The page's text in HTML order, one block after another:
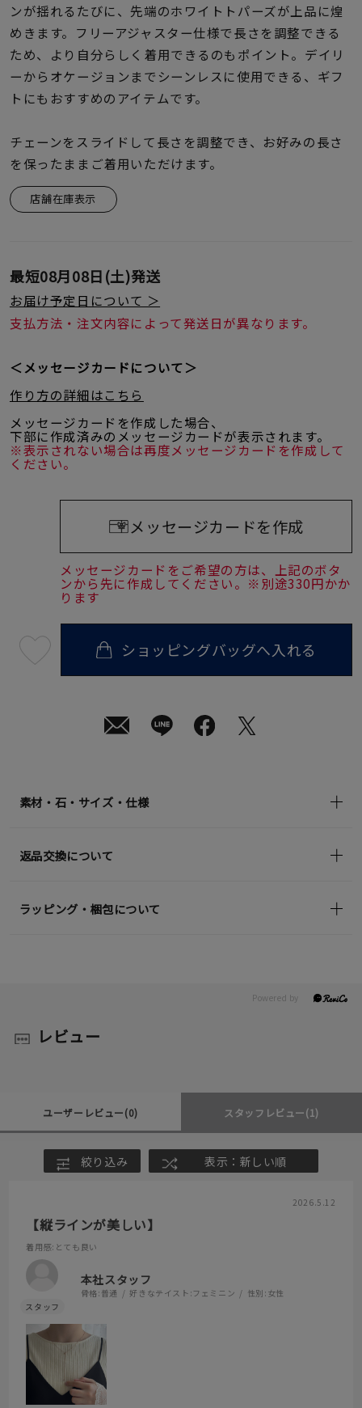
コレクション
レディース
リングサイズ
～
メンズ
リングサイズ
ンが揺れるたびに、先端のホワイトトパーズが上品に煌
めきます。フリーアジャスター仕様で長さを調整できる
ため、より自分らしく着用できるのもポイント。デイリ
ーからオケージョンまでシーンレスに使用できる、ギフ
トにもおすすめのアイテムです。
チェーンをスライドして長さを調整でき、お好みの長さ
を保ったままご着用いただけます。
店舗在庫表示
最短08月08日(土)発送
お届け予定日について ＞
支払方法・注文内容によって発送日が異なります。
＜メッセージカードについて＞
作り方の詳細はこちら
メッセージカードを作成した場合、
下部に作成済みのメッセージカードが表示されます。
※表示されない場合は再度メッセージカードを作成して
ください。
メッセージカードを作成
メッセージカードをご希望の方は、上記のボタ
ンから先に作成してください。※別途330円かか
ります
08
ショッピングバッグへ入れる
素材・石・サイズ・仕様
返品交換について
ラッピング・梱包について
レビュー
ユーザーレビュー(0) スタッフレビュー(1)
絞り込み 表示：新しい順
2026.5.12
【縦ラインが美しい】
着用感:とても良い
本社スタッフ
骨格: 普通 好きなテイスト:フェミニン 性別: 女性